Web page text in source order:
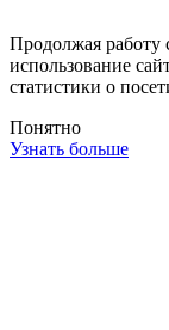
Продолжая работу
использование
статистики о
Понятно
Узнать больше